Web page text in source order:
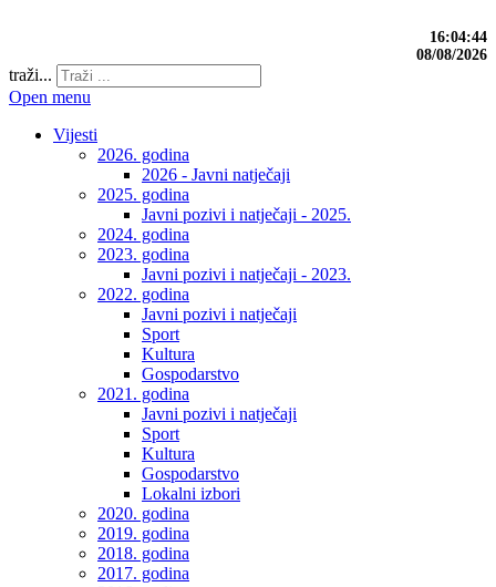
16:04:45
08/08/2026
traži...
Open menu
Vijesti
2026. godina
2026 - Javni natječaji
2025. godina
Javni pozivi i natječaji - 2025.
2024. godina
2023. godina
Javni pozivi i natječaji - 2023.
2022. godina
Javni pozivi i natječaji
Sport
Kultura
Gospodarstvo
2021. godina
Javni pozivi i natječaji
Sport
Kultura
Gospodarstvo
Lokalni izbori
2020. godina
2019. godina
2018. godina
2017. godina